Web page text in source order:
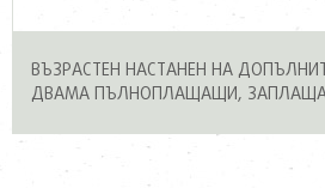
ВЪЗРАСТЕН НАСТАНЕН НА
ДВАМА ПЪЛНОПЛАЩАЩИ,